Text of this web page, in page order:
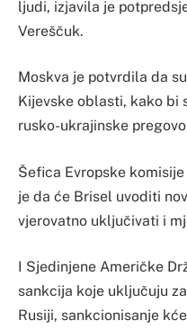
ljudi, izjavila je
Vereščuk.
Moskva je potvrdila da
Kijevske oblasti, kako bi
rusko-ukrajinske
Šefica Evropske
je da će Brisel uvoditi
vjerovatno uključivati i
I Sjedinjene Američke
sankcija koje uključuju
Rusiji, sankcionisanje